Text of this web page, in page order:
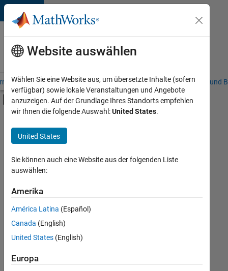
Weiter zum Inhalt
Karriere
bei
MathWorks
– Übersicht Stellensuche Niederlassungen Studierende und
Umschaltung für Off-Canvas-
Hauptinhalt
Ausgewählte
speichern
Es
nicht
alle
Stellen
übersetzt.
Sie
Website auswählen
Wählen Sie eine Website aus, um übersetzte Inhalte (sofern
verfügbar) sowie lokale Veranstaltungen und Angebote
anzuzeigen. Auf der Grundlage Ihres Standorts empfehlen
wir Ihnen die folgende Auswahl:United States.
United States
Sie können auch eine Website aus der folgenden Liste
auswählen:
Amerika
América Latina (Español)
Canada (English)
United States (English)
Europa